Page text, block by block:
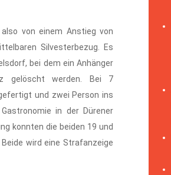
von einem Anstieg von
Silvesterbezug. Es
bei dem ein Anhänger
gelöscht werden. Bei 7
und zwei Person ins
in der Dürener
konnten die beiden 19 und
wird eine Strafanzeige